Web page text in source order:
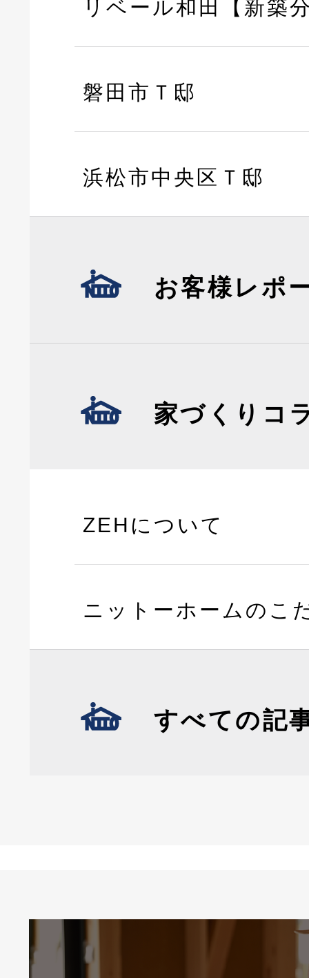
リベール和田【新築
磐田市Ｔ邸
浜松市中央区Ｔ邸
お客様レポ
家づくりコ
ZEHについて
ニットーホームのこ
すべての記